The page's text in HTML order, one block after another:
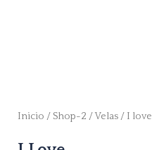
Inicio /Shop-2 /Velas / I love